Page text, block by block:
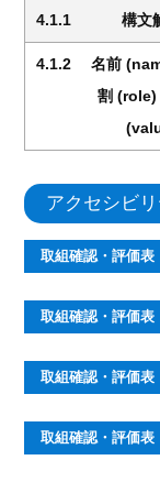
4.1.1 構文
4.1.2
名前
割 (role)
アクセシビ
取組確認・評価
取組確認・評価
取組確認・評価
取組確認・評価